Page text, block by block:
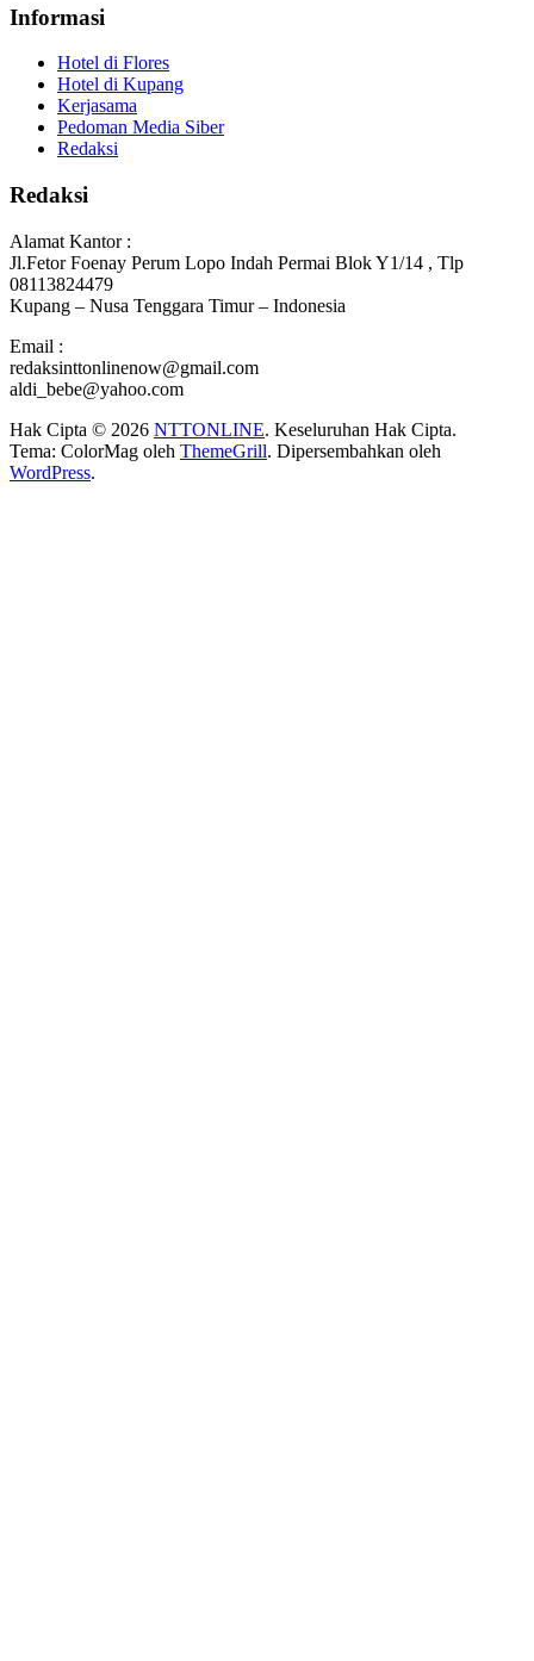
Informasi
Hotel di Flores
Hotel di Kupang
Kerjasama
Pedoman Media Siber
Redaksi
Redaksi
Alamat Kantor :
Jl.Fetor Foenay Perum Lopo Indah Permai Blok Y1/14 , Tlp
08113824479
Kupang – Nusa Tenggara Timur – Indonesia
Email :
redaksinttonlinenow@gmail.com
aldi_bebe@yahoo.com
Hak Cipta © 2026 NTTONLINE. Keseluruhan Hak Cipta.
Tema: ColorMag oleh ThemeGrill. Dipersembahkan oleh
WordPress.